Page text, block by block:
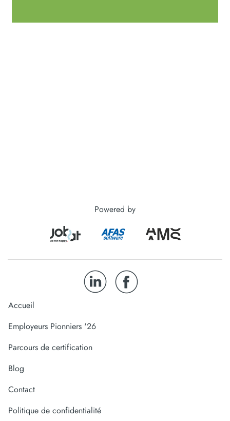
Powered by
Accueil
Employeurs Pionniers '26
Parcours de certification
Blog
Contact
Politique de confidentialité